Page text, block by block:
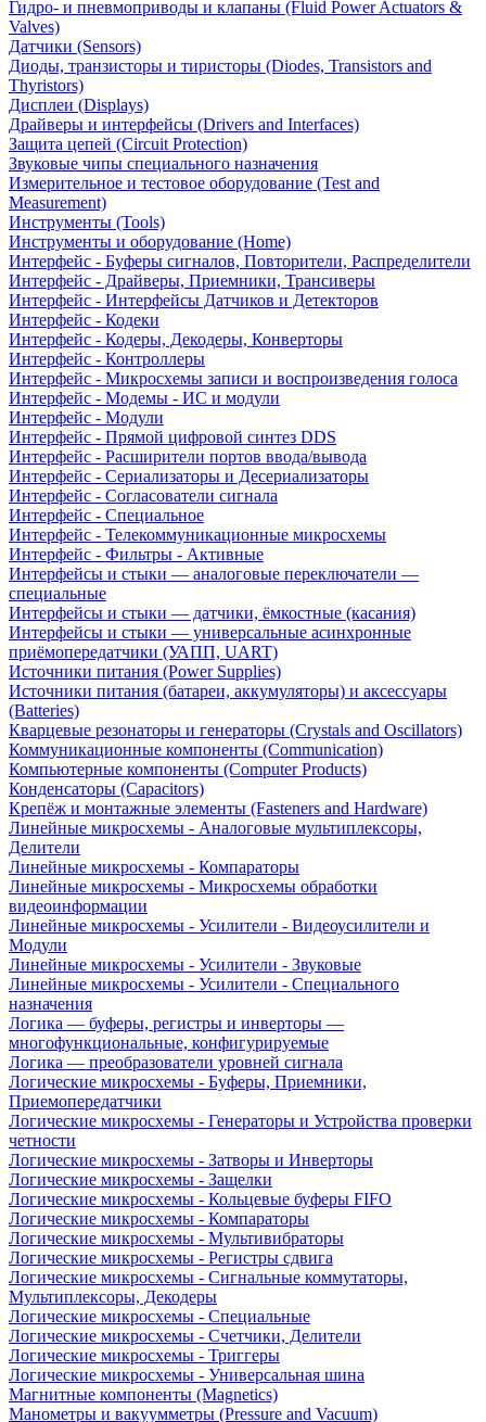
Гидро- и пневмоприводы и клапаны (Fluid Power Actuators &
Valves)
Датчики (Sensors)
Диоды, транзисторы и тиристоры (Diodes, Transistors and
Thyristors)
Дисплеи (Displays)
Драйверы и интерфейсы (Drivers and Interfaces)
Защита цепей (Circuit Protection)
Звуковые чипы специального назначения
Измерительное и тестовое оборудование (Test and
Measurement)
Инструменты (Tools)
Инструменты и оборудование (Home)
Интерфейс - Буферы сигналов, Повторители, Распределители
Интерфейс - Драйверы, Приемники, Трансиверы
Интерфейс - Интерфейсы Датчиков и Детекторов
Интерфейс - Кодеки
Интерфейс - Кодеры, Декодеры, Конверторы
Интерфейс - Контроллеры
Интерфейс - Микросхемы записи и воспроизведения голоса
Интерфейс - Модемы - ИС и модули
Интерфейс - Модули
Интерфейс - Прямой цифровой синтез DDS
Интерфейс - Расширители портов ввода/вывода
Интерфейс - Сериализаторы и Десериализаторы
Интерфейс - Согласователи сигнала
Интерфейс - Специальное
Интерфейс - Телекоммуникационные микросхемы
Интерфейс - Фильтры - Активные
Интерфейсы и стыки — аналоговые переключатели —
специальные
Интерфейсы и стыки — датчики, ёмкостные (касания)
Интерфейсы и стыки — универсальные асинхронные
приёмопередатчики (УАПП, UART)
Источники питания (Power Supplies)
Источники питания (батареи, аккумуляторы) и аксессуары
(Batteries)
Кварцевые резонаторы и генераторы (Crystals and Oscillators)
Коммуникационные компоненты (Communication)
Компьютерные компоненты (Computer Products)
Конденсаторы (Capacitors)
Крепёж и монтажные элементы (Fasteners and Hardware)
Линейные микросхемы - Аналоговые мультиплексоры,
Делители
Линейные микросхемы - Компараторы
Линейные микросхемы - Микросхемы обработки
видеоинформации
Линейные микросхемы - Усилители - Видеоусилители и
Модули
Линейные микросхемы - Усилители - Звуковые
Линейные микросхемы - Усилители - Специального
назначения
Логика — буферы, регистры и инверторы —
многофункциональные, конфигурируемые
Логика — преобразователи уровней сигнала
Логические микросхемы - Буферы, Приемники,
Приемопередатчики
Логические микросхемы - Генераторы и Устройства проверки
четности
Логические микросхемы - Затворы и Инверторы
Логические микросхемы - Защелки
Логические микросхемы - Кольцевые буферы FIFO
Логические микросхемы - Компараторы
Логические микросхемы - Мультивибраторы
Логические микросхемы - Регистры сдвига
Логические микросхемы - Сигнальные коммутаторы,
Мультиплексоры, Декодеры
Логические микросхемы - Специальные
Логические микросхемы - Счетчики, Делители
Логические микросхемы - Триггеры
Логические микросхемы - Универсальная шина
Магнитные компоненты (Magnetics)
Манометры и вакуумметры (Pressure and Vacuum)